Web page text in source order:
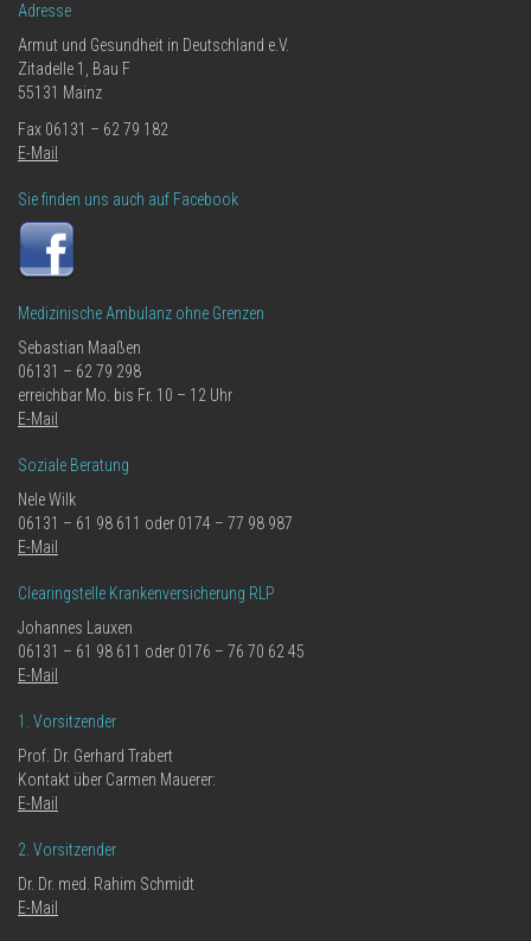
Adresse
Armut und Gesundheit in Deutschland e.V.
Zitadelle 1, Bau F
55131 Mainz
Fax 06131 – 62 79 182
E-Mail
Sie finden uns auch auf Facebook
Medizinische Ambulanz ohne Grenzen
Sebastian Maaßen
06131 – 62 79 298
erreichbar Mo. bis Fr. 10 – 12 Uhr
E-Mail
Soziale Beratung
Nele Wilk
06131 – 61 98 611 oder 0174 – 77 98 987
E-Mail
Clearingstelle Krankenversicherung RLP
Johannes Lauxen
06131 – 61 98 611 oder 0176 – 76 70 62 45
E-Mail
1. Vorsitzender
Prof. Dr. Gerhard Trabert
Kontakt über Carmen Mauerer:
E-Mail
2. Vorsitzender
Dr. Dr. med. Rahim Schmidt
E-Mail